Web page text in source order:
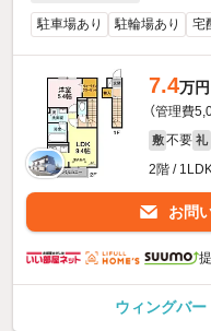
駐車場あり 駐輪場あり 宅
7.4万円
（管理費
敷 不要 礼
2階 /
お問
ウィングバ